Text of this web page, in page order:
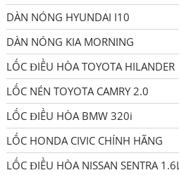
DÀN NÓNG HYUNDAI I10
DÀN NÓNG KIA MORNING
LỐC ĐIỀU HÒA TOYOTA HILANDER
LỐC NÉN TOYOTA CAMRY 2.0
LỐC ĐIỀU HÒA BMW 320i
LỐC HONDA CIVIC CHÍNH HÃNG
LỐC ĐIỀU HÒA NISSAN SENTRA 1.6L